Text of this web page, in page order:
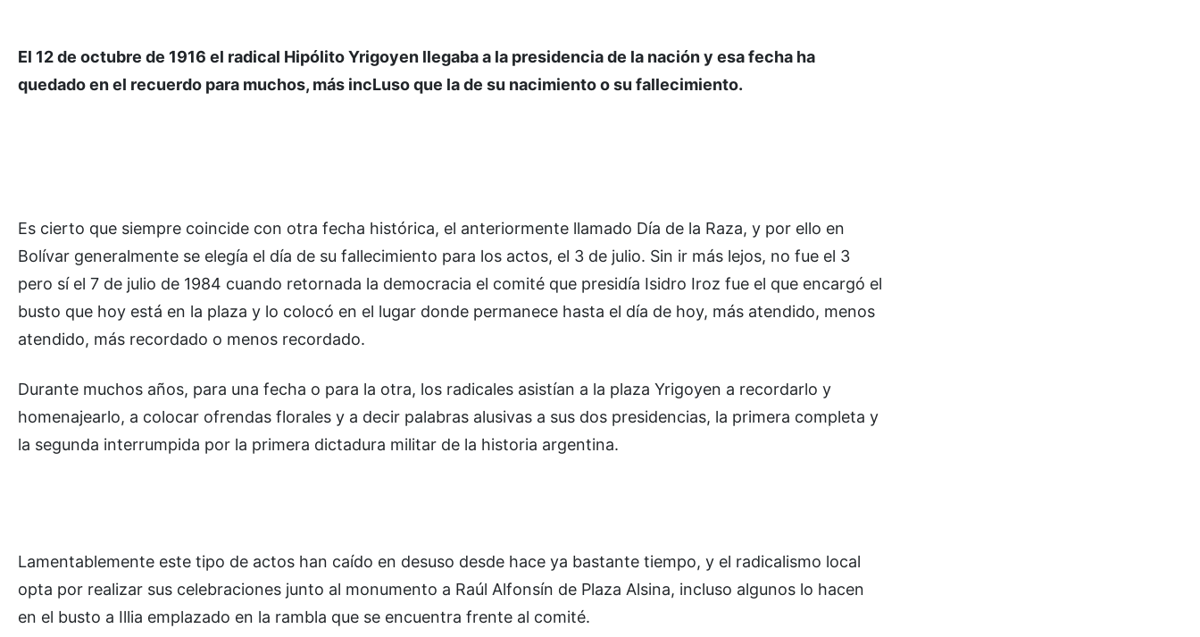
El 12 de octubre de 1916 el radical Hipólito Yrigoyen llegaba a la presidencia de la nación y esa fecha ha
quedado en el recuerdo para muchos, más incLuso que la de su nacimiento o su fallecimiento.
Es cierto que siempre coincide con otra fecha histórica, el anteriormente llamado Día de la Raza, y por ello en
Bolívar generalmente se elegía el día de su fallecimiento para los actos, el 3 de julio. Sin ir más lejos, no fue el 3
pero sí el 7 de julio de 1984 cuando retornada la democracia el comité que presidía Isidro Iroz fue el que encargó el
busto que hoy está en la plaza y lo colocó en el lugar donde permanece hasta el día de hoy, más atendido, menos
atendido, más recordado o menos recordado.
Durante muchos años, para una fecha o para la otra, los radicales asistían a la plaza Yrigoyen a recordarlo y
homenajearlo, a colocar ofrendas florales y a decir palabras alusivas a sus dos presidencias, la primera completa y
la segunda interrumpida por la primera dictadura militar de la historia argentina.
Lamentablemente este tipo de actos han caído en desuso desde hace ya bastante tiempo, y el radicalismo local
opta por realizar sus celebraciones junto al monumento a Raúl Alfonsín de Plaza Alsina, incluso algunos lo hacen
en el busto a Illia emplazado en la rambla que se encuentra frente al comité.